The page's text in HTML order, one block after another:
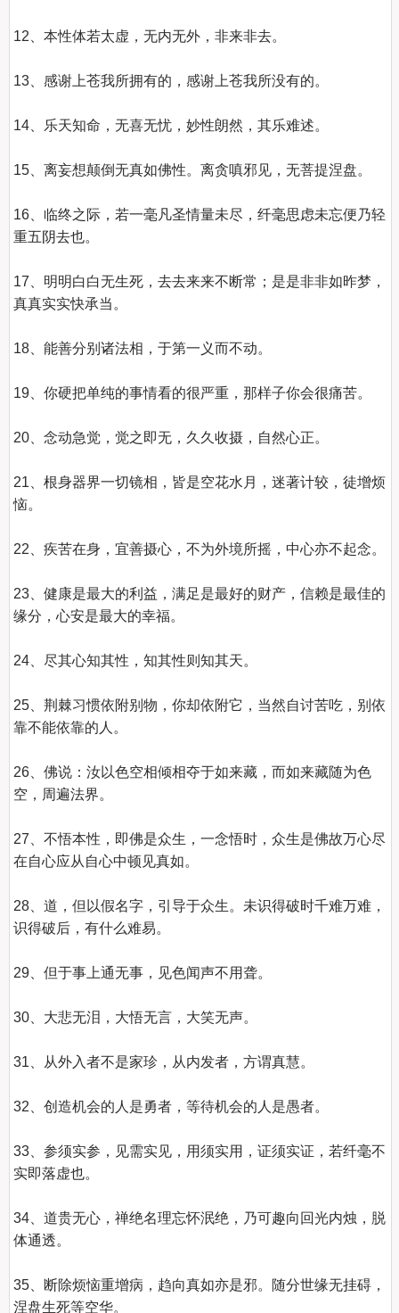
12、本性体若太虚，无内无外，非来非去。
13、感谢上苍我所拥有的，感谢上苍我所没有的。
14、乐天知命，无喜无忧，妙性朗然，其乐难述。
15、离妄想颠倒无真如佛性。离贪嗔邪见，无菩提涅盘。
16、临终之际，若一毫凡圣情量未尽，纤毫思虑未忘便乃轻
重五阴去也。
17、明明白白无生死，去去来来不断常；是是非非如昨梦，
真真实实快承当。
18、能善分别诸法相，于第一义而不动。
19、你硬把单纯的事情看的很严重，那样子你会很痛苦。
20、念动急觉，觉之即无，久久收摄，自然心正。
21、根身器界一切镜相，皆是空花水月，迷著计较，徒增烦
恼。
22、疾苦在身，宜善摄心，不为外境所摇，中心亦不起念。
23、健康是最大的利益，满足是最好的财产，信赖是最佳的
缘分，心安是最大的幸福。
24、尽其心知其性，知其性则知其天。
25、荆棘习惯依附别物，你却依附它，当然自讨苦吃，别依
靠不能依靠的人。
26、佛说：汝以色空相倾相夺于如来藏，而如来藏随为色
空，周遍法界。
27、不悟本性，即佛是众生，一念悟时，众生是佛故万心尽
在自心应从自心中顿见真如。
28、道，但以假名字，引导于众生。未识得破时千难万难，
识得破后，有什么难易。
29、但于事上通无事，见色闻声不用聋。
30、大悲无泪，大悟无言，大笑无声。
31、从外入者不是家珍，从内发者，方谓真慧。
32、创造机会的人是勇者，等待机会的人是愚者。
33、参须实参，见需实见，用须实用，证须实证，若纤毫不
实即落虚也。
34、道贵无心，禅绝名理忘怀泯绝，乃可趣向回光内烛，脱
体通透。
35、断除烦恼重增病，趋向真如亦是邪。随分世缘无挂碍，
涅盘生死等空华。